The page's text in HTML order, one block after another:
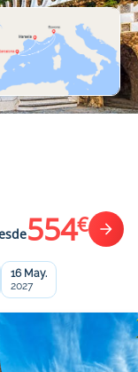
554€
16 May.
2027